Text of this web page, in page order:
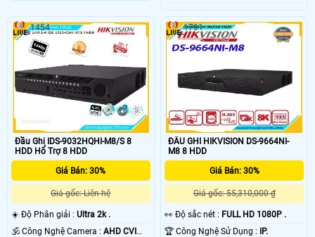
Đầu Ghi IDS-9032HQHI-M8/S 8
HDD Hổ Trợ 8 HDD
Giá Bán: 30%
Giá gốc: Liên hệ
☀️ Độ Phân giải : Ultra 2k .
🕉️ Công Nghệ Camera : AHD CVI
1454
ĐẦU GHI HIKVISION DS-9664NI-
M8 8 HDD
Giá Bán: 30%
Giá gốc: 55,310,000 ₫
️👀 Độ sắc nét : FULL HD 1080P .
🏆 Công Nghệ Sử Dụng : IP.
1731